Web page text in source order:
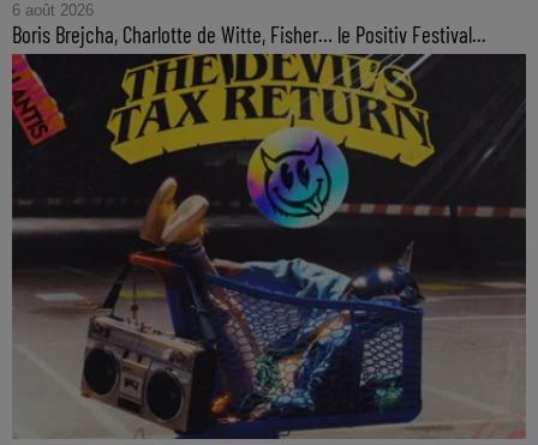
6 août 2026
Boris Brejcha, Charlotte de Witte, Fisher… le Positiv Festival...